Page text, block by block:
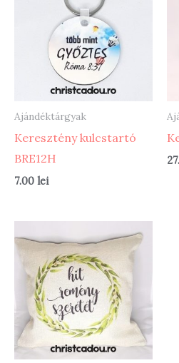
Ajándéktárgyak
Keresztény kulcstartó
BRE12H
7.00 lei